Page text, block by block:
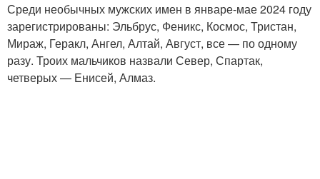
Среди необычных мужских имен в январе-мае 2024 году
зарегистрированы: Эльбрус, Феникс, Космос, Тристан,
Мираж, Геракл, Ангел, Алтай, Август, все — по одному
разу. Троих мальчиков назвали Север, Спартак,
четверых — Енисей, Алмаз.